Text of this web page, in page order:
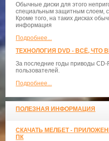
Обычные диски для этого
специальным защитным слоем, с
Кроме того, на таких дисках
информация
Подробнее...
ТЕХНОЛОГИЯ DVD - ВСЁ, ЧТО
За последние годы приводы
пользователей.
Подробнее...
ПОЛЕЗНАЯ ИНФОРМАЦИЯ
СКАЧАТЬ МЕЛБЕТ -
ПК